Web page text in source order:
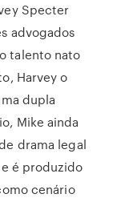
Specter
advogados
talento nato
Harvey o
dupla
Mike ainda
drama legal
é produzido
cenário